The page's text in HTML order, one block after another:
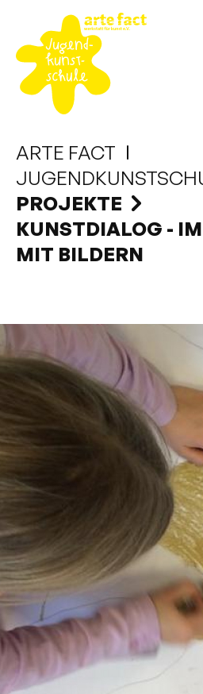
ARTE FACT
PROJEKTE
KUNSTDIALOG -
MIT BILDERN